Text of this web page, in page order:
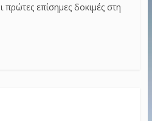
πρώτες επίσημες δοκιμές στη